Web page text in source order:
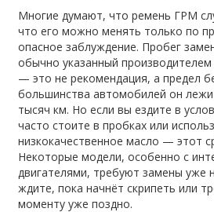
Многие думают, что ремень ГРМ
что его можно менять только по
опасное заблуждение. Пробег
обычно указанный
— это не рекомендация, а предел
большинства автомобилей он
тысяч км. Но если вы ездите в
часто стоите в пробках или
низкокачественное масло — этот
Некоторые модели, особенно с
двигателями, требуют замены уже
ждите, пока начнёт скрипеть или
моменту уже поздно.